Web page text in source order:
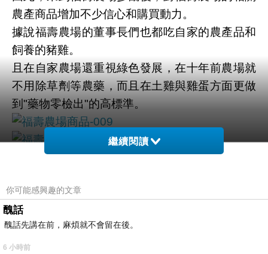
農產商品增加不少信心和購買動力。
據說福壽農場的董事長們也都吃自家的農產品和
飼養的豬雞。
且在自家農場還重視綠色發展，在十年前農場就
不用除草劑等農藥，而且在土雞與雞蛋方面更做
到"藥物零檢出"的高標準。
直接介紹紫川在意的重點，因為是第一次開放福
敵的做好準備。
每個人都需要經過消毒的洗禮，確保不會對園區
的雞豬帶來致命的病菌。
黃色的膠簾，內部即是消毒室需站在裡面15秒，
繼續閱讀
你可能感興趣的文章
醜話
醜話先講在前，麻煩就不會留在後。
6 小時前